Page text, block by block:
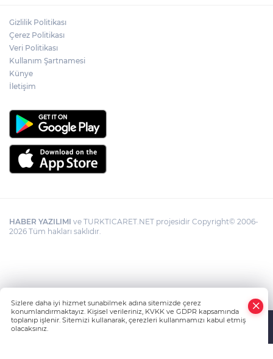
Gizlilik Politikası
Çerez Politikası
Veri Politikası
Kullanım Şartnamesi
Künye
İletişim
HABER YAZILIMI ve TURKTICARET.NET projesidir Copyright© 2006-
2026 Tüm hakları saklıdır.
Sizlere daha iyi hizmet sunabilmek adına sitemizde çerez
konumlandırmaktayız. Kişisel verileriniz, KVKK ve GDPR kapsamında
toplanıp işlenir. Sitemizi kullanarak, çerezleri kullanmamızı kabul etmiş
olacaksınız.